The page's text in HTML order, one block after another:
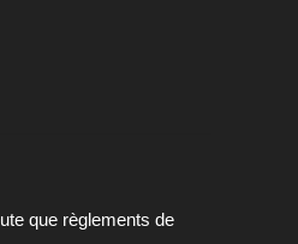
que règlements de